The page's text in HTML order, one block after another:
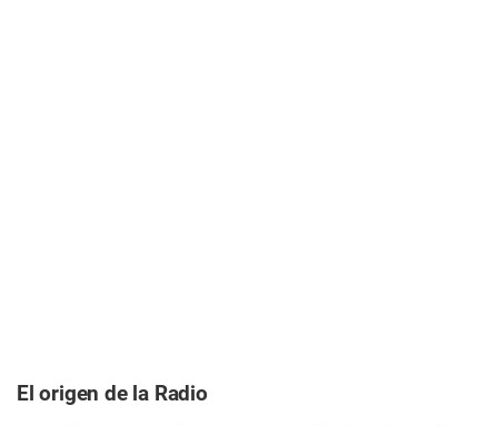
El origen de la Radio